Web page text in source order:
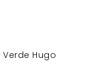
Verde Hugo